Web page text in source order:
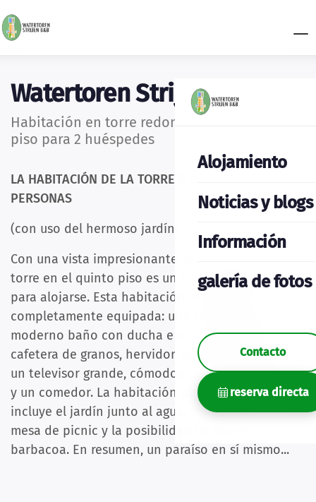
Alojamiento
Noticias y blogs
Información
galería de fotos
Contacto
reserva directa
Watertoren Strijen
Habitación en torre redonda en el quinto
piso para 2 huéspedes
LA HABITACIÓN DE LA TORRE R O P D E 5 º, PARA 2
PERSONAS
(con uso del hermoso jardín)
Con una vista impresionante, la habitación de la
torre en el quinto piso es un lugar maravilloso
para alojarse. Esta habitación redonda está
completamente equipada: una cama king size, un
moderno baño con ducha e inodoro privados,
cafetera de granos, hervidor de agua, microondas,
un televisor grande, cómodos sillones (de lectura)
y un comedor. La habitación de la torre también
incluye el jardín junto al agua, con tumbonas, una
mesa de picnic y la posibilidad de hacer
barbacoa. En resumen, un paraíso en sí mismo...